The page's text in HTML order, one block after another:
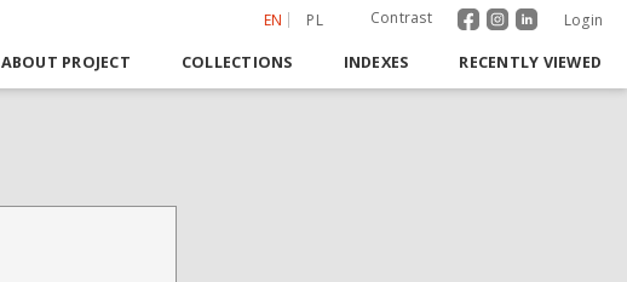
EN PL Contrast Login
ABOUT PROJECT COLLECTIONS INDEXES RECENTLY VIEWED